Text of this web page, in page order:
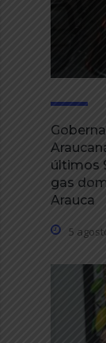
últimos
gas
Arauca
5